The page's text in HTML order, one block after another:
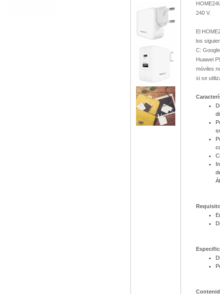
240 V.
El
los
C:
Huawei
móviles
si se